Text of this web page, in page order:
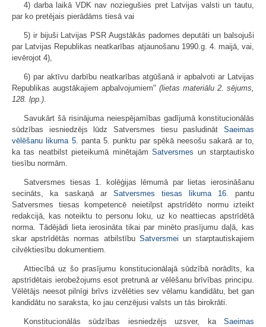
4) darba laikā VDK nav noziegušies pret Latvijas valsti un tautu,
par ko pretējais pierādāms tiesā vai
5) ir bijuši Latvijas PSR Augstākās padomes deputāti un balsojuši
par Latvijas Republikas neatkarības atjaunošanu 1990.g. 4. maijā, vai,
ievērojot 4),
6) par aktīvu darbību neatkarības atgūšanā ir apbalvoti ar Latvijas
Republikas augstākajiem apbalvojumiem" (lietas materiālu 2. sējums,
128. lpp.).
Savukārt šā risinājuma neiespējamības gadījumā konstitucionālās
sūdzības iesniedzējs lūdz Satversmes tiesu pasludināt Saeimas
vēlēšanu likuma 5. panta 5. punktu par spēkā neesošu sakarā ar to,
ka tas neatbilst pieteikumā minētajāmSatversmes un starptautisko
tiesību normām.
Satversmes tiesas 1. kolēģijas lēmumā par lietas ierosināšanu
secināts, ka saskaņā ar Satversmes tiesas likuma 16. pantu
Satversmes tiesas kompetencē neietilpst apstrīdēto normu izteikt
redakcijā, kas noteiktu to personu loku, uz ko neattiecas apstrīdētā
norma. Tādējādi lieta ierosināta tikai par minēto prasījumu daļā, kas
skar apstrīdētās normas atbilstību Satversmei un starptautiskajiem
cilvēktiesību dokumentiem.
Attiecībā uz šo prasījumu konstitucionālajā sūdzībā norādīts, ka
apstrīdētais ierobežojums esot pretrunā ar vēlēšanu brīvības principu.
Vēlētājs neesot pilnīgi brīvs izvēlēties sev vēlamu kandidātu, bet gan
kandidātu no saraksta, ko jau cenzējusi valsts un tās birokrāti.
Konstitucionālās sūdzības iesniedzējs uzsver, ka Saeimas